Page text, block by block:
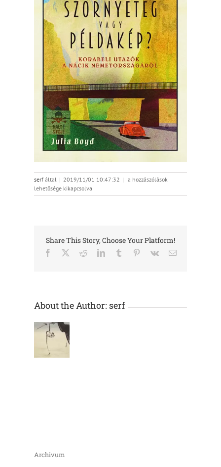
serfáltal | 2019/11/01 10:47:32 | a hozzászólások
lehetősége kikapcsolva
Share This Story, Choose Your Platform!
Facebook RedditLinkedInTumblr Pinterest
Vk Email:
About the Author: serf
Archivum